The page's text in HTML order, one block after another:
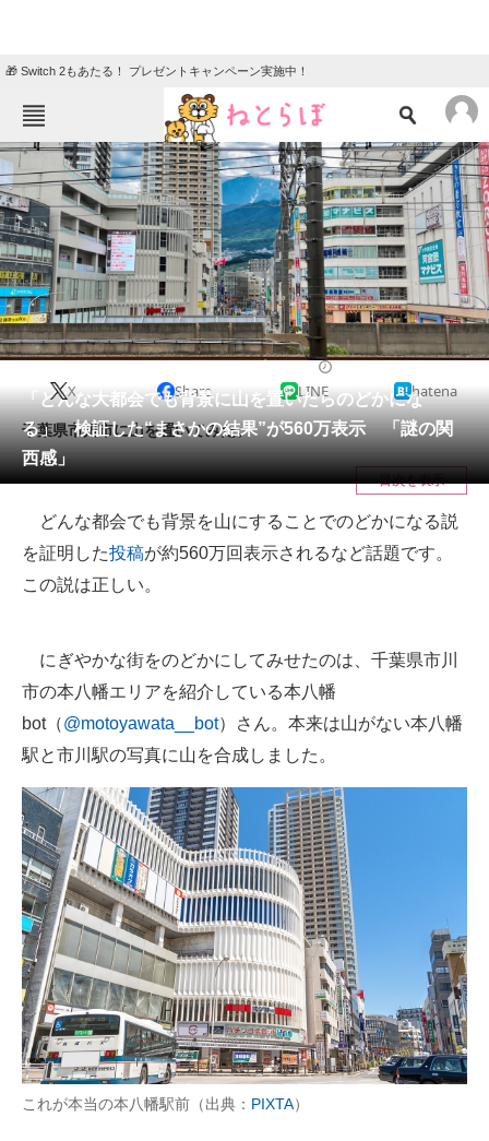
🎁 Switch 2もあたる！ プレゼントキャンペーン実施中！
ねとらぼメニュー
TOP ニュース
エンタメ クイズ
グルメ 地域
住まい 教育・育児
動物 リサーチ
会員記事
メディア
注目記事を集めた総合ページ
ITの今と未来を見通す
スマホと通信の最新トレンド
ビジネスと働き方のヒント
企業ITのトレンドを詳説
経営リーダーのコミュニティ
マーケ×ITの今がよく分かる
ITエンジニア向け専門サイト
企業向けIT製品の総合サイト
IT製品の技術・比較・事例
製造業のIT導入・活用を支援
「どんな大都会でも背景に山を置いたらのどかにな
る」 検証した“まさかの結果”が560万表示 「謎の関
西感」
X Share LINE hatena
千葉県市川市に山を置いてみた。
目次を表示
どんな都会でも背景を山にすることでのどかになる説
を証明した投稿が約560万回表示されるなど話題です。
この説は正しい。
にぎやかな街をのどかにしてみせたのは、千葉県市川
市の本八幡エリアを紹介している本八幡
bot（@motoyawata__bot）さん。本来は山がない本八幡
駅と市川駅の写真に山を合成しました。
これが本当の本八幡駅前（出典： PIXTA）